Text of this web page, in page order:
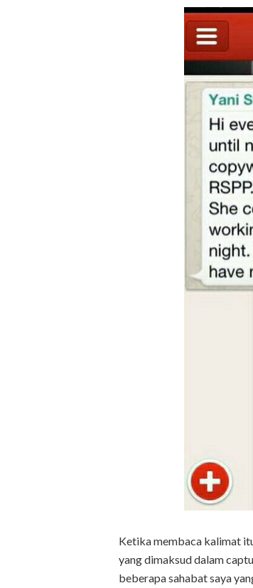
Ketika membaca kalimat
yang dimaksud dalam
beberapa sahabat saya